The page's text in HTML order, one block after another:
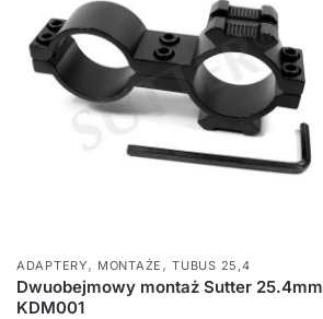
ADAPTERY, MONTAŻE ,TUBUS 25,4
Dwuobejmowy montaż Sutter 25.4mm
KDM001